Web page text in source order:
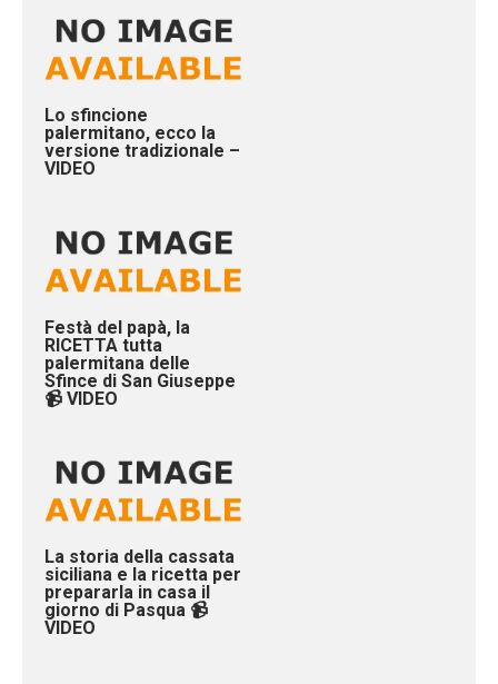
Lo sfincione
palermitano, ecco la
versione tradizionale –
VIDEO
Festà del papà, la
RICETTA tutta
palermitana delle
Sfince di San Giuseppe
📹 VIDEO
La storia della cassata
siciliana e la ricetta per
prepararla in casa il
giorno di Pasqua 📹
VIDEO